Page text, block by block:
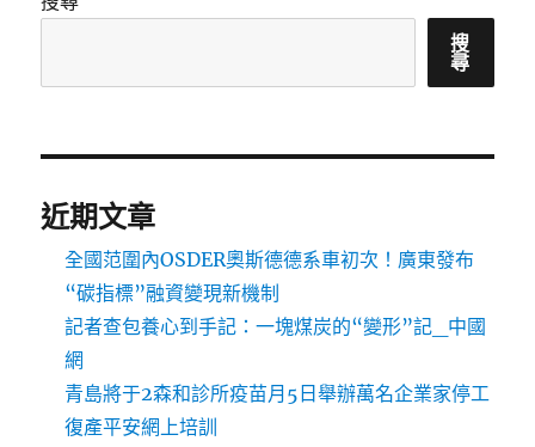
搜
尋
近期文章
全國范圍內OSDER奧斯德德系車初次！廣東發布
“碳指標”融資變現新機制
記者查包養心到手記：一塊煤炭的“變形”記_中國
網
青島將于2森和診所疫苗月5日舉辦萬名企業家停工
復產平安網上培訓